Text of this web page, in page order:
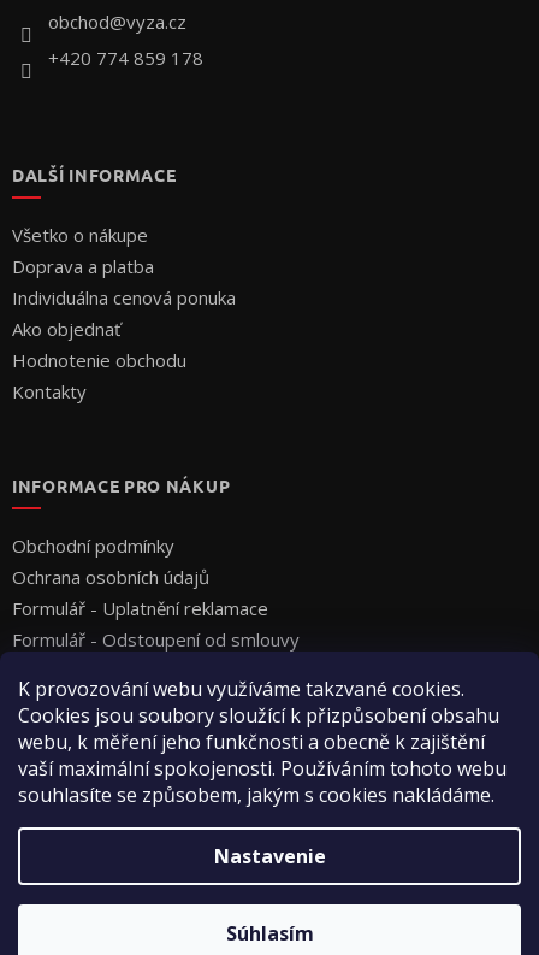
K provozování webu využíváme takzvané cookies.
Cookies jsou soubory sloužící k přizpůsobení obsahu
webu, k měření jeho funkčnosti a obecně k zajištění
vaší maximální spokojenosti. Používáním tohoto webu
souhlasíte se způsobem, jakým s cookies nakládáme.
Nastavenie
Súhlasím
obchod@vyza.cz
+420 774 859 178
DALŠÍ INFORMACE
Všetko o nákupe
Doprava a platba
Individuálna cenová ponuka
Ako objednať
Hodnotenie obchodu
Kontakty
INFORMACE PRO NÁKUP
Obchodní podmínky
Ochrana osobních údajů
Formulář - Uplatnění reklamace
Formulář - Odstoupení od smlouvy
Vytvoril Shoptet
Copyright 2026Vyza Professional s.r.o.. Všetky práva
vyhradené.